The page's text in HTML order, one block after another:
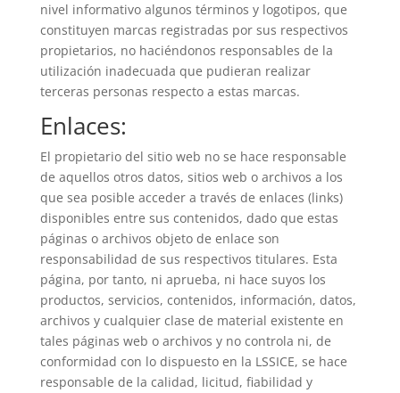
nivel informativo algunos términos y logotipos, que
constituyen marcas registradas por sus respectivos
propietarios, no haciéndonos responsables de la
utilización inadecuada que pudieran realizar
terceras personas respecto a estas marcas.
Enlaces:
El propietario del sitio web no se hace responsable
de aquellos otros datos, sitios web o archivos a los
que sea posible acceder a través de enlaces (links)
disponibles entre sus contenidos, dado que estas
páginas o archivos objeto de enlace son
responsabilidad de sus respectivos titulares. Esta
página, por tanto, ni aprueba, ni hace suyos los
productos, servicios, contenidos, información, datos,
archivos y cualquier clase de material existente en
tales páginas web o archivos y no controla ni, de
conformidad con lo dispuesto en la LSSICE, se hace
responsable de la calidad, licitud, fiabilidad y